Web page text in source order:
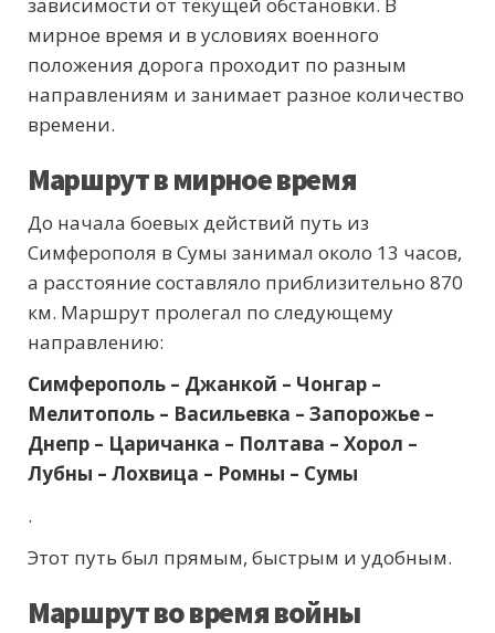
мирное время и в условиях военного
положения дорога проходит по разным
направлениям и занимает разное количество
времени.
Маршрут в мирное время
До начала боевых действий путь из
Симферополя в Сумы занимал около 13 часов,
а расстояние составляло приблизительно 870
км. Маршрут пролегал по следующему
направлению:
Симферополь – Джанкой – Чонгар –
Мелитополь – Васильевка – Запорожье –
Днепр – Царичанка – Полтава – Хорол –
Лубны – Лохвица – Ромны – Сумы
.
Этот путь был прямым, быстрым и удобным.
Маршрут во время войны